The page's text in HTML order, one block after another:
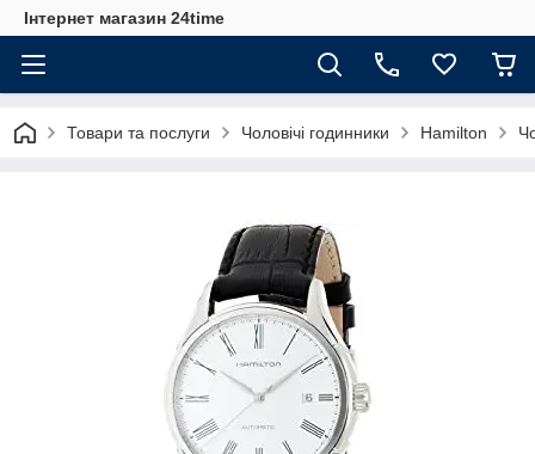
Інтернет магазин 24time
Товари та послуги Чоловічі годинники Hamilton